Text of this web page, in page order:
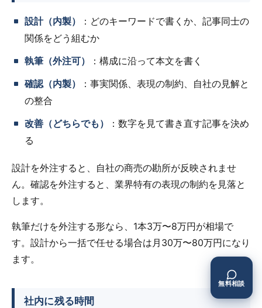
設計（内製）
：どのキーワードで書くか、記事同士の
関係をどう組むか
執筆（外注可）
：構成に沿って本文を書く
確認（内製）
：事実関係、表現の制約、自社の見解と
の整合
改善（どちらでも）
：数字を見て書き直す記事を決め
る
設計を外注すると、自社の商売の勘所が反映されませ
ん。確認を外注すると、業界特有の表現の制約を見落と
します。
執筆だけを外注する形なら、1本3万〜8万円が相場で
す。設計から一括で任せる場合は月30万〜80万円になり
ます。
社内に残る時間
無料相談